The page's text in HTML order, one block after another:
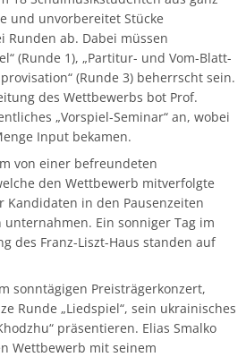
und unvorbereitet Stücke
ab. Dabei müssen
(Runde 1), „Partitur- und Vom-Blatt-
(Runde 3) beherrscht sein.
des Wettbewerbs bot Prof.
„Vorspiel-Seminar“ an, wobei
Input bekamen.
von einer befreundeten
den Wettbewerb mitverfolgte
in den Pausenzeiten
Ein sonniger Tag im
des Franz-Liszt-Haus standen auf
sonntägigen Preisträgerkonzert,
Runde „Liedspiel“, sein ukrainisches
präsentieren. Elias Smalko
Wettbewerb mit seinem
and Pedagogy
Lehramt